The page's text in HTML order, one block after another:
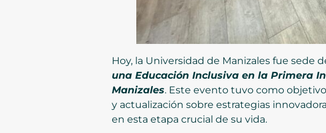
Hoy, la Universidad de Manizales fue sede
una Educación Inclusiva en la Primera
Manizales. Este evento tuvo como
y actualización sobre estrategias
en esta etapa crucial de su vida.